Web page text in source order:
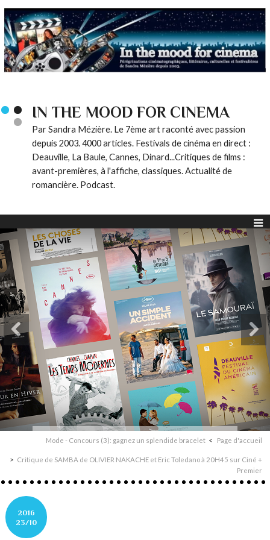
IN THE MOOD FOR CINEMA
Par Sandra Mézière. Le 7ème art raconté avec passion
depuis 2003. 4000 articles. Festivals de cinéma en direct :
Deauville, La Baule, Cannes, Dinard...Critiques de films :
avant-premières, à l'affiche, classiques. Actualité de
romancière. Podcast.
Mode - Concours (3): gagnez un splendide bracelet Page d'accueil
Critique de SAMBA de OLIVIER NAKACHE et Eric Toledano à 20H45 sur Ciné +
Premier
2016
23/10